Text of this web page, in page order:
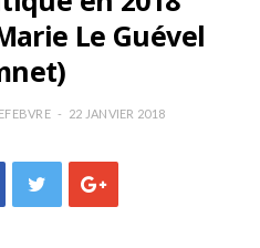
Le Guével
22 JANVIER 2018